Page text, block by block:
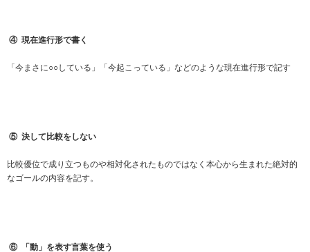
④ 現在進行形で書く
「今まさに○○している」「今起こっている」などのような現在進行形で記す
⑤ 決して比較をしない
比較優位で成り立つものや相対化されたものではなく本心から生まれた絶対的
なゴールの内容を記す。
⑥ 「動」を表す言葉を使う